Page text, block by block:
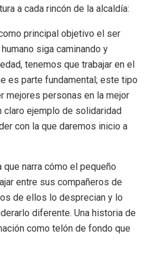
a cada rincón de la alcaldía:
principal objetivo el ser
siga caminando y
tenemos que trabajar en el
es parte fundamental; este tipo
mejores personas en la mejor
claro ejemplo de solidaridad
con la que daremos inicio a
narra cómo el pequeño
entre sus compañeros de
de ellos lo desprecian y lo
diferente. Una historia de
como telón de fondo que